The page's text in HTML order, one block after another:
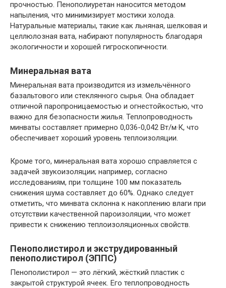
прочностью. Пенополиуретан наносится методом
напыления, что минимизирует мостики холода.
Натуральные материалы, такие как льняная, шелковая и
целлюлозная вата, набирают популярность благодаря
экологичности и хорошей гигроскопичности.
Минеральная вата
Минеральная вата производится из измельчённого
базальтового или стеклянного сырья. Она обладает
отличной паропроницаемостью и огнестойкостью, что
важно для безопасности жилья. Теплопроводность
минваты составляет примерно 0,036-0,042 Вт/м·К, что
обеспечивает хороший уровень теплоизоляции.
Кроме того, минеральная вата хорошо справляется с
задачей звукоизоляции; например, согласно
исследованиям, при толщине 100 мм показатель
снижения шума составляет до 60%. Однако следует
отметить, что минвата склонна к накоплению влаги при
отсутствии качественной пароизоляции, что может
привести к снижению теплоизоляционных свойств.
Пенополистирол и экструдированный
пенополистирол (ЭППС)
Пенополистирол — это лёгкий, жёсткий пластик с
закрытой структурой ячеек. Его теплопроводность